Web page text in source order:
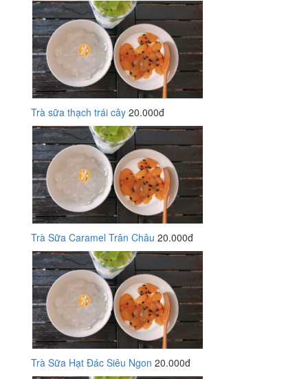
Trà sữa thạch trái cây 20.000đ
Trà Sữa Caramel Trân Châu 20.000đ
Trà Sữa Hạt Đác Siêu Ngon 20.000đ